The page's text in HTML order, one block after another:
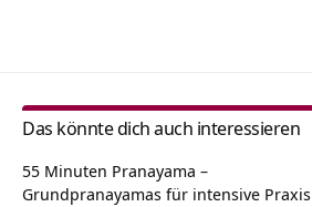
Das könnte dich auch interessieren
55 Minuten Pranayama –
Grundpranayamas für intensive Praxis